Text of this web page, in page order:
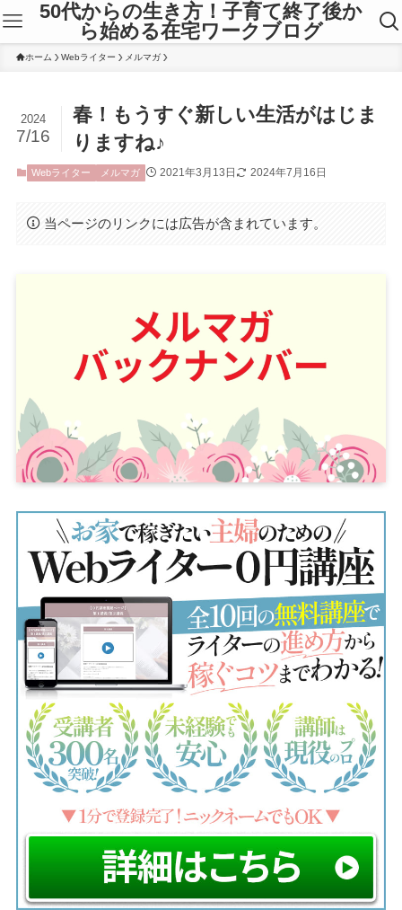
50代からの生き方！子育て終了後か
ら始める在宅ワークブログ
ホーム Webライター メルマガ
春！もうすぐ新しい生活がはじま
りますね♪
2024
7/16
Webライター メルマガ 2021年3月13日 2024年7月16日
当ページのリンクには広告が含まれています。